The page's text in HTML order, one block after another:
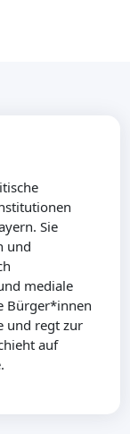
Sie
und
mediale
Bürger*innen
und regt zur
auf